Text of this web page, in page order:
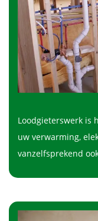
Loodgieterswerk is
uw verwarming,
vanzelfsprekend